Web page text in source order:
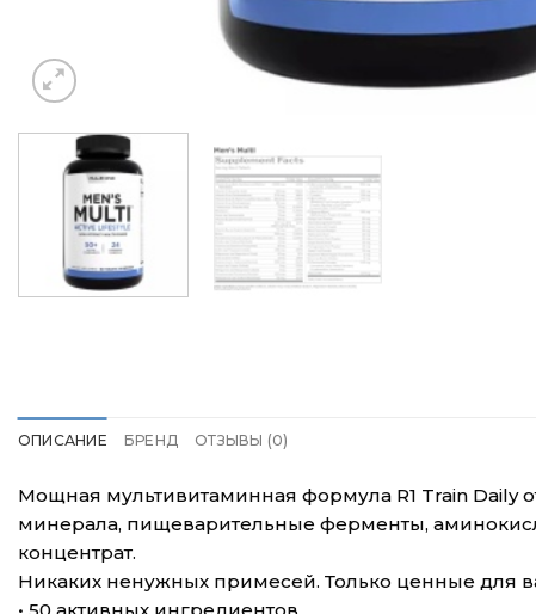
ОПИСАНИЕ БРЕНД ОТЗЫВЫ (0)
Мощная мультивитаминная формула R1 Train Daily
минерала, пищеварительные ферменты,
концентрат.
Никаких ненужных примесей. Только ценные для